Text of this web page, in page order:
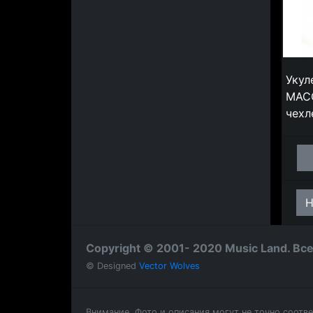
Copyright © 2001- 2020 Music Land.
© Designed Vector Wolves